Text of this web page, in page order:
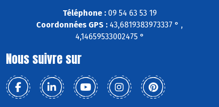
Téléphone :09 54 63 53 19
Coordonnées GPS : 43,6819383973337 ° ,
4,14659533002475 °
Nous suivre sur